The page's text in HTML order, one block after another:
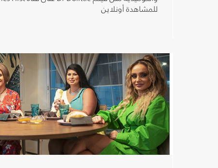
للمشاهدة أونلاين